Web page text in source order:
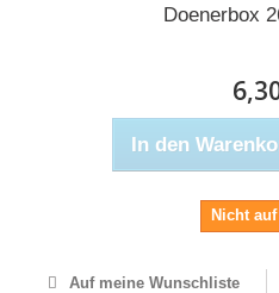
Doenerbox
In den
Nicht
Auf meine Wunschliste